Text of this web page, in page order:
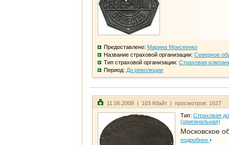
Предоставлено: Марина Моисеенко
Название страховой организации: Северное
Тип страховой организации: Страховая
Период: До революции
11.06.2008 | 103 Кбайт | просмотров: 1627
Тип: Страховая
(оригинальная)
Московское
подробнее